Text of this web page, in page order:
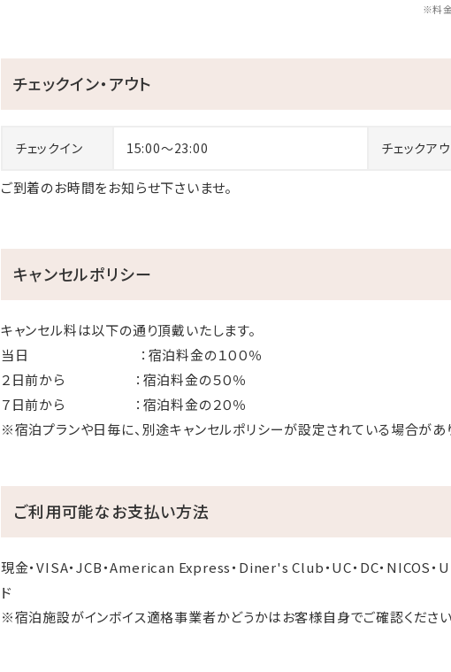
※料金
チェックイン・アウト
チェックイン 15:00～23:00 チェックア
ご到着のお時間をお知らせ下さいませ。
キャンセルポリシー
キャンセル料は以下の通り頂戴いたします。
当日 ：宿泊料金の１００％
２日前から ：宿泊料金の５０％
７日前から ：宿泊料金の２０％
※宿泊プランや日毎に、別途キャンセルポリシーが設定されている場合があ
ご利用可能なお支払い方法
現金・VISA・JCB・American Express・Diner's Club・UC・DC・NICOS・
ド
※宿泊施設がインボイス適格事業者かどうかはお客様自身でご確認ください